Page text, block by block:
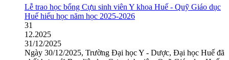
Lễ trao học bổng Cựu sinh viên Y khoa Huế - Quỹ Giáo dục
Huế hiếu học năm học 2025-2026
31
12.2025
31/12/2025
Ngày 30/12/2025, Trường Đại học Y - Dược, Đại học Huế đã